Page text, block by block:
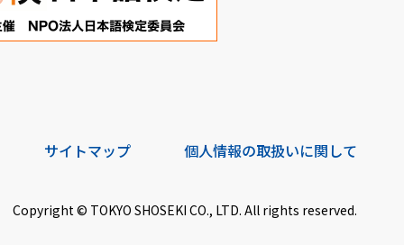
サイトマップ 個人情報の取扱いに関して
Copyright © TOKYO SHOSEKI CO., LTD. All rights reserved.